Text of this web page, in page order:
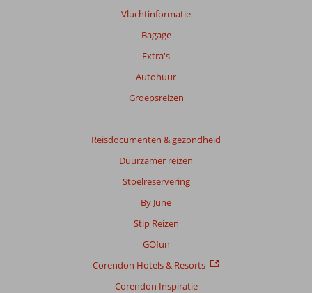
Vluchtinformatie
Bagage
Extra's
Autohuur
Groepsreizen
Reisdocumenten & gezondheid
Duurzamer reizen
Stoelreservering
By June
Stip Reizen
GOfun
Corendon Hotels & Resorts
Corendon Inspiratie